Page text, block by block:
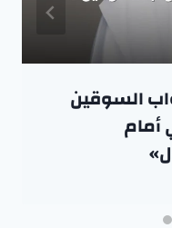
السوقين
أمام